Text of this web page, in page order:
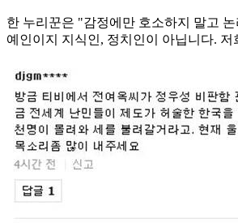
한 누리꾼은 "감정에만 호소하지 말고
예인이지 지식인, 정치인이 아닙니다.